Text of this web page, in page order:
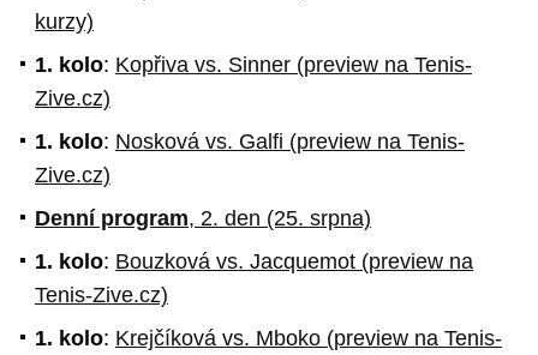
kurzy)
1. kolo: Kopřiva vs. Sinner (preview na Tenis-
Zive.cz)
1. kolo: Nosková vs. Galfi (preview na Tenis-
Zive.cz)
Denní program, 2. den (25. srpna)
1. kolo: Bouzková vs. Jacquemot (preview na
Tenis-Zive.cz)
1. kolo: Krejčíková vs. Mboko (preview na Tenis-